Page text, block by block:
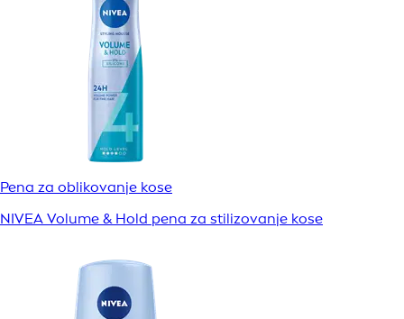
Pena za oblikovanje kose
NIVEA Volume & Hold pena za stilizovanje kose